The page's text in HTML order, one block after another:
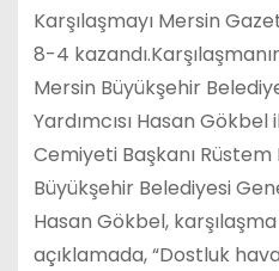
Karşılaşmayı Mersin
8-4
Mersin Büyükşehir
Yardımcısı Hasan
Cemiyeti Başkanı Rüstem
Büyükşehir Belediyesi
Hasan Gökbel,
açıklamada, “Dostluk